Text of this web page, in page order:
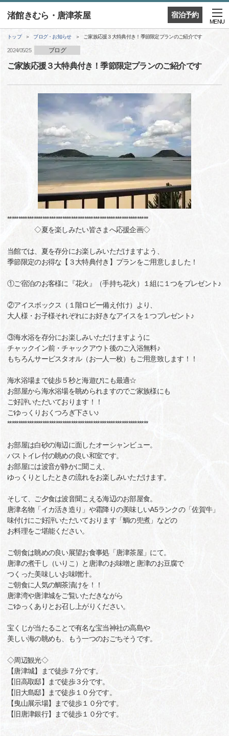
宿泊予約
渚館きむら・唐津茶屋
MENU
トップ ブログ・お知らせ ご家族応援３大特典付き！季節限定プランのご紹介です
2024/05/25 ブログ
ご家族応援３大特典付き！季節限定プランのご紹介です
****************************************************************
◇夏を楽しみたい皆さまへ応援企画◇
当館では、夏を存分にお楽しみいただけますよう、
季節限定のお得な【３大特典付き】プランをご用意しました！
①ご宿泊のお客様に『花火』（手持ち花火）１組に１つをプレゼント♪
②アイスボックス（１階ロビー備え付け）より、
大人様・お子様それぞれにお好きなアイスを１つプレゼント♪
③海水浴を存分にお楽しみいただけますように
チャックイン前・チャックアウト後のご入浴無料♪
もちろんサービスタオル（お一人一枚）もご用意致します！！
海水浴場まで徒歩５秒と海遊びにも最適☆
お部屋から海水浴場を眺められますのでご家族様にも
ご好評いただいております！！
ごゆっくりおくつろぎ下さい♪
****************************************************************
お部屋は白砂の海辺に面したオーシャンビュー。
バストイレ付の眺めの良い和室です。
お部屋には波音が静かに聞こえ、
ゆっくりとしたときの流れをお楽しみいただけます。
そして、ご夕食は波音聞こえる海辺のお部屋食。
唐津名物「イカ活き造り」や霜降りの美味しいA5ランクの「佐賀牛」
味付けにご好評いただいております「鯛の兜煮」などの
お料理をご堪能ください。
ご朝食は眺めの良い展望お食事処「唐津茶屋」にて。
唐津の煮干し（いりこ）と唐津のお味噌と唐津のお豆腐で
つくった美味しいお味噌汁。
ご朝食に人気の鯛茶漬けを！！
唐津湾や唐津城をご覧いただきながら
ごゆっくありとお召し上がりください。
宝くじが当たることで有名な宝当神社の高島や
美しい海の眺めも、もう一つのおごちそうです。
◇周辺観光◇
【唐津城】まで徒歩７分です。
【旧高取邸】まで徒歩３分です。
【旧大島邸】まで徒歩１０分です。
【曳山展示場】まで徒歩１０分です。
【旧唐津銀行】まで徒歩１０分です。